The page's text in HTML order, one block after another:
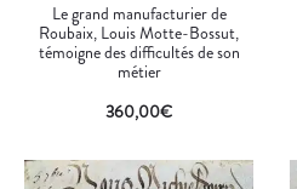
Le grand manufacturier de
Roubaix, Louis Motte-Bossut,
témoigne des difficultés de son
métier
360,00€